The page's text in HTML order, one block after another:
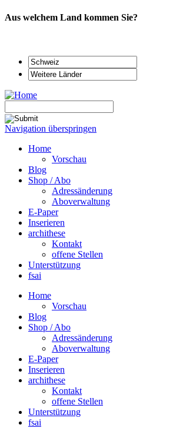
Aus welchem Land kommen Sie?
Navigation überspringen
Home
Vorschau
Blog
Shop / Abo
Adressänderung
Aboverwaltung
E-Paper
Inserieren
archithese
Kontakt
offene Stellen
Unterstützung
fsai
Home
Vorschau
Blog
Shop / Abo
Adressänderung
Aboverwaltung
E-Paper
Inserieren
archithese
Kontakt
offene Stellen
Unterstützung
fsai